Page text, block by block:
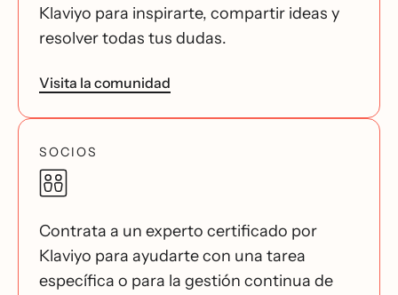
Klaviyo para inspirarte, compartir ideas y
resolver todas tus dudas.
Visita la comunidad
SOCIOS
Contrata a un experto certificado por
Klaviyo para ayudarte con una tarea
específica o para la gestión continua de